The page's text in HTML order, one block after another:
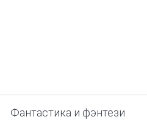
Фантастика и фэнтези